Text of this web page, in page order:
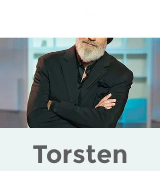
Torsten